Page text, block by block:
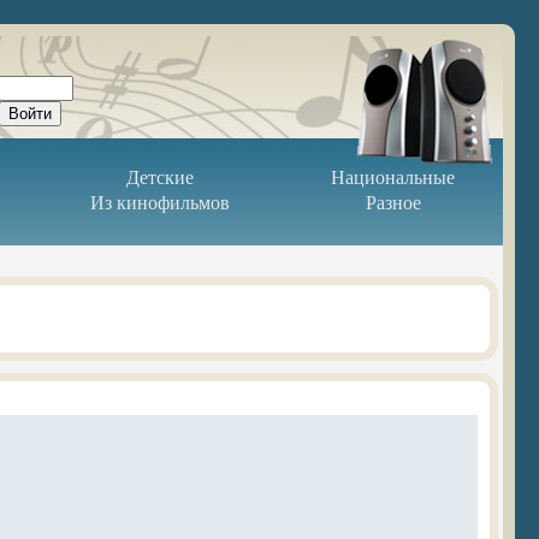
Детские
Национальные
Из кинофильмов
Разное